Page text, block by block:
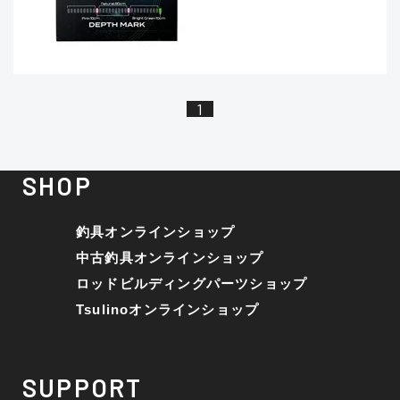
1
SHOP
釣具オンラインショップ
中古釣具オンラインショップ
ロッドビルディングパーツショップ
Tsulinoオンラインショップ
SUPPORT